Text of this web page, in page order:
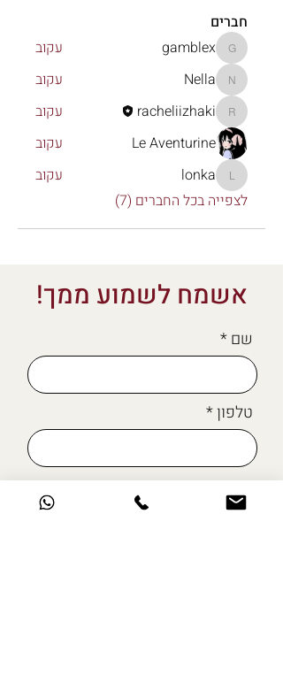
חברים
gamblex
gamblex עקוב
Nella
Nella עקוב
racheliizhaki
racheliizhaki
עקוב
Le Aventurine
עקוב
lonka
lonka
עקוב
לצפייה בכל החברים (7)
אשמח לשמוע ממך!
שם
טלפון
מייל